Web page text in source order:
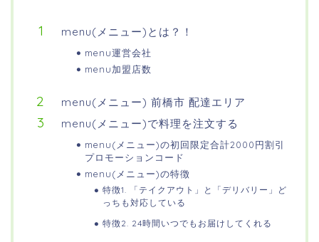
menu(メニュー)とは？！
menu運営会社
menu加盟店数
menu(メニュー) 前橋市 配達エリア
menu(メニュー)で料理を注文する
menu(メニュー)の初回限定合計2000円割引
プロモーションコード
menu(メニュー)の特徴
特徴1. 「テイクアウト」と「デリバリー」ど
っちも対応している
特徴2. 24時間いつでもお届けしてくれる